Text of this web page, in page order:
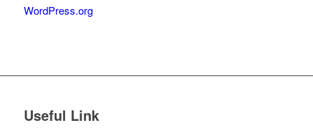
WordPress.org
Useful Link